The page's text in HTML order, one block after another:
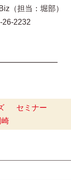
（担当：堀部）
2232
セミナー
崎